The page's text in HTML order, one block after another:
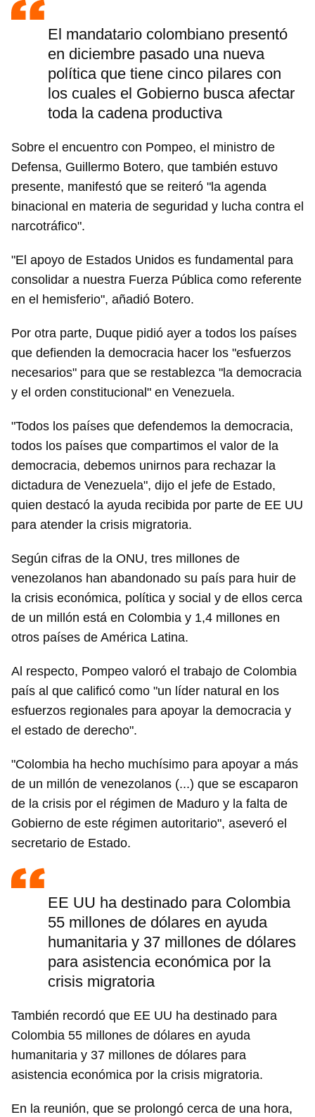
Guardar como favorito
iniciar sesión con tu cuenta de 14ymedio.
CANCELAR
El mandatario colombiano presentó
en diciembre pasado una nueva
política que tiene cinco pilares con
los cuales el Gobierno busca afectar
toda la cadena productiva
Sobre el encuentro con Pompeo, el ministro de
Defensa, Guillermo Botero, que también estuvo
presente, manifestó que se reiteró "la agenda
binacional en materia de seguridad y lucha contra el
narcotráfico".
"El apoyo de Estados Unidos es fundamental para
consolidar a nuestra Fuerza Pública como referente
en el hemisferio", añadió Botero.
Por otra parte, Duque pidió ayer a todos los países
que defienden la democracia hacer los "esfuerzos
necesarios" para que se restablezca "la democracia
y el orden constitucional" en Venezuela.
"Todos los países que defendemos la democracia,
todos los países que compartimos el valor de la
democracia, debemos unirnos para rechazar la
dictadura de Venezuela", dijo el jefe de Estado,
quien destacó la ayuda recibida por parte de EE UU
para atender la crisis migratoria.
Según cifras de la ONU, tres millones de
venezolanos han abandonado su país para huir de
la crisis económica, política y social y de ellos cerca
de un millón está en Colombia y 1,4 millones en
otros países de América Latina.
Al respecto, Pompeo valoró el trabajo de Colombia
país al que calificó como "un líder natural en los
esfuerzos regionales para apoyar la democracia y
el estado de derecho".
"Colombia ha hecho muchísimo para apoyar a más
de un millón de venezolanos (...) que se escaparon
de la crisis por el régimen de Maduro y la falta de
Gobierno de este régimen autoritario", aseveró el
secretario de Estado.
EE UU ha destinado para Colombia
55 millones de dólares en ayuda
humanitaria y 37 millones de dólares
para asistencia económica por la
crisis migratoria
También recordó que EE UU ha destinado para
Colombia 55 millones de dólares en ayuda
humanitaria y 37 millones de dólares para
asistencia económica por la crisis migratoria.
En la reunión, que se prolongó cerca de una hora,